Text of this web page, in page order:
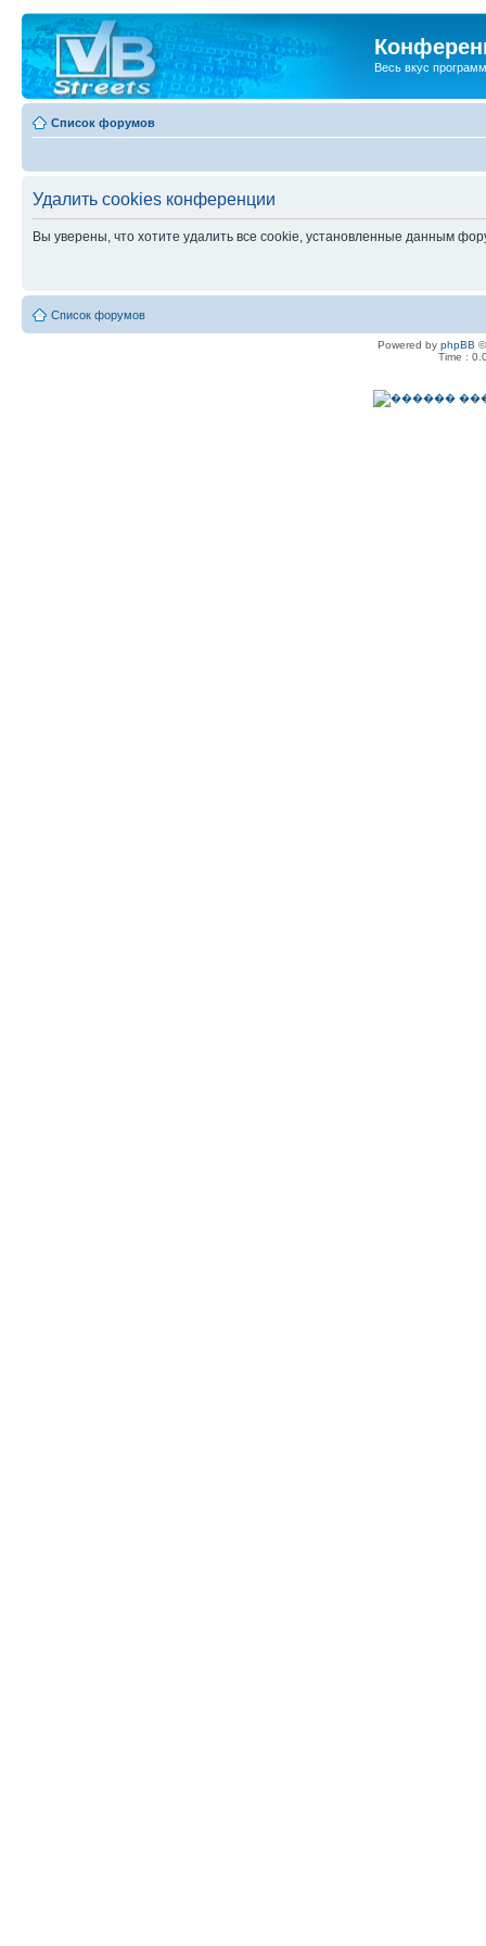
Весь вкус
Список форумов
Удалить cookies конференции
Вы уверены, что хотите удалить все cookie, установленные данным
Список форумов
Powered by phpBB
Time :